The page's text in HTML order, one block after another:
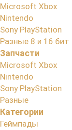
Microsoft Xbox
Nintendo
Sony PlayStation
Разные 8 и 16 бит
Запчасти
Microsoft Xbox
Nintendo
Sony PlayStation
Разные
Категории
Геймпады